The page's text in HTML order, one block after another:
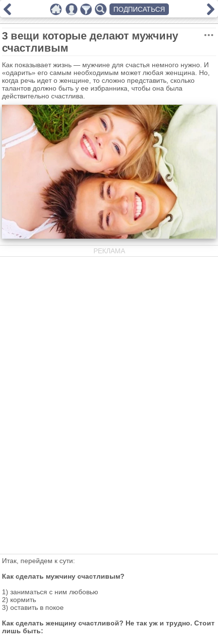
3 вещи которые делают мужчину
счастливым
Как показывает жизнь — мужчине для счастья немного нужно. И
«одарить» его самым необходимым может любая женщина. Но,
когда речь идет о женщине, то сложно представить, сколько
талантов должно быть у ее избранника, чтобы она была
действительно счастлива.
РЕКЛАМА
Итак, перейдем к сути:
Как сделать мужчину счастливым?
1) заниматься с ним любовью
2) кормить
3) оставить в покое
Как сделать женщину счастливой? Не так уж и трудно. Стоит
лишь быть:
ПОДПИСАТЬСЯ